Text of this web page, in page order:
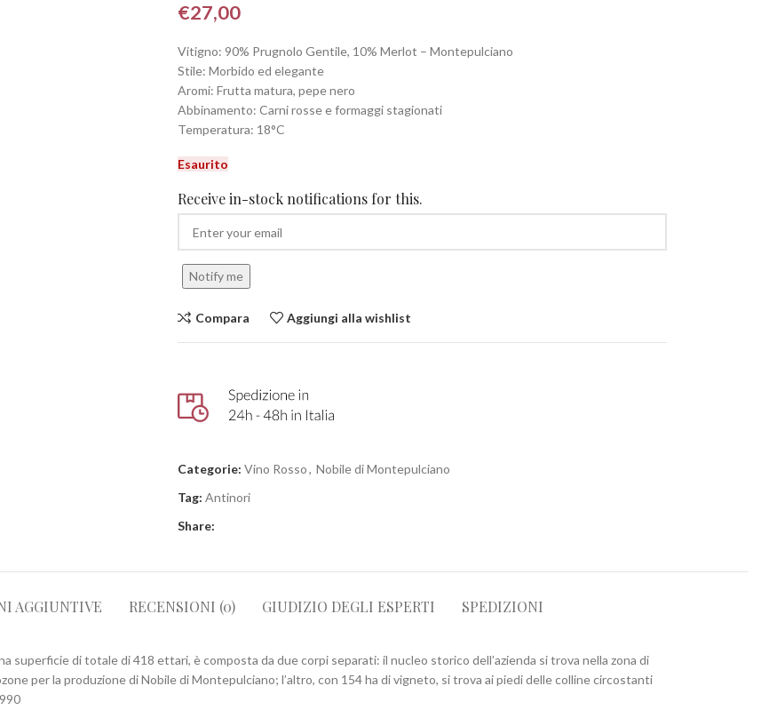
€27,00
Vitigno: 90% Prugnolo Gentile, 10% Merlot – Montepulciano
Stile: Morbido ed elegante
Aromi: Frutta matura, pepe nero
Abbinamento: Carni rosse e formaggi stagionati
Temperatura: 18°C
Esaurito
Receive in-stock notifications for this.
Notify me
Compara Aggiungi alla wishlist
Categorie: Vino Rosso, Nobile di Montepulciano
Tag: Antinori
Share:
AGGIUNTIVE RECENSIONI (0) GIUDIZIO DEGLI ESPERTI SPEDIZIONI
superficie di totale di 418 ettari, è composta da due corpi separati: il nucleo storico dell’azienda si trova nella zona di
per la produzione di Nobile di Montepulciano; l’altro, con 154 ha di vigneto, si trova ai piedi delle colline circostanti